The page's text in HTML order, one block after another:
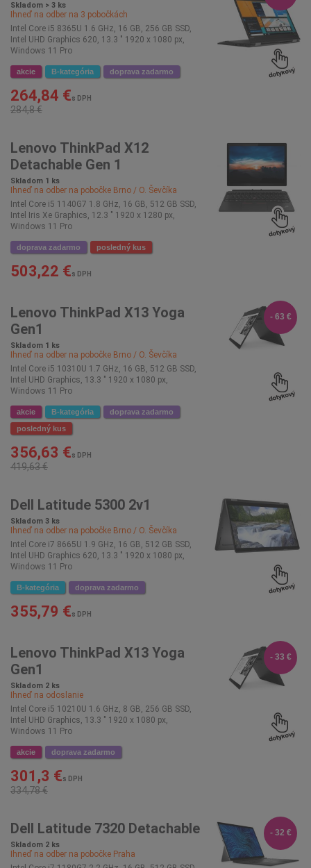
Skladom > 3 ks
Ihneď na odber na 3 pobočkách
Intel Core i5 8365U 1.6 GHz, 16 GB, 256 GB SSD,
Intel UHD Graphics 620, 13.3 " 1920 x 1080 px,
Windows 11 Pro
akcie B-kategória doprava zadarmo
264,84 €s DPH
284,8 €
Lenovo ThinkPad X12
Detachable Gen 1
Skladom 1 ks
Ihneď na odber na pobočke Brno / O. Ševčíka
Intel Core i5 1140G7 1.8 GHz, 16 GB, 512 GB SSD,
Intel Iris Xe Graphics, 12.3 " 1920 x 1280 px,
Windows 11 Pro
doprava zadarmo posledný kus
503,22 €s DPH
Lenovo ThinkPad X13 Yoga
Gen1
Skladom 1 ks
Ihneď na odber na pobočke Brno / O. Ševčíka
Intel Core i5 10310U 1.7 GHz, 16 GB, 512 GB SSD,
Intel UHD Graphics, 13.3 " 1920 x 1080 px,
Windows 11 Pro
akcie B-kategória
doprava zadarmo
posledný kus
- 63 €
356,63 €s DPH
419,63 €
Dell Latitude 5300 2v1
Skladom 3 ks
Ihneď na odber na pobočke Brno / O. Ševčíka
Intel Core i7 8665U 1.9 GHz, 16 GB, 512 GB SSD,
Intel UHD Graphics 620, 13.3 " 1920 x 1080 px,
Windows 11 Pro
B-kategória doprava zadarmo
355,79 €s DPH
Lenovo ThinkPad X13 Yoga
Gen1
Skladom 2 ks
Ihneď na odoslanie
Intel Core i5 10210U 1.6 GHz, 8 GB, 256 GB SSD,
Intel UHD Graphics, 13.3 " 1920 x 1080 px,
Windows 11 Pro
akcie doprava zadarmo
- 33 €
301,3 €s DPH
334,78 €
Dell Latitude 7320 Detachable
Skladom 2 ks
Ihneď na odber na pobočke Praha
- 32 €